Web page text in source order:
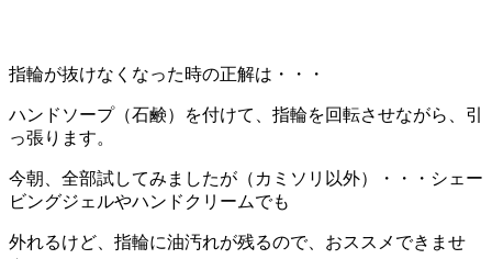
指輪が抜けなくなった時の正解は・・・
ハンドソープ（石鹸）を付けて、指輪を回転させながら、引
っ張ります。
今朝、全部試してみましたが（カミソリ以外）・・・シェー
ビングジェルやハンドクリームでも
外れるけど、指輪に油汚れが残るので、おススメできませ